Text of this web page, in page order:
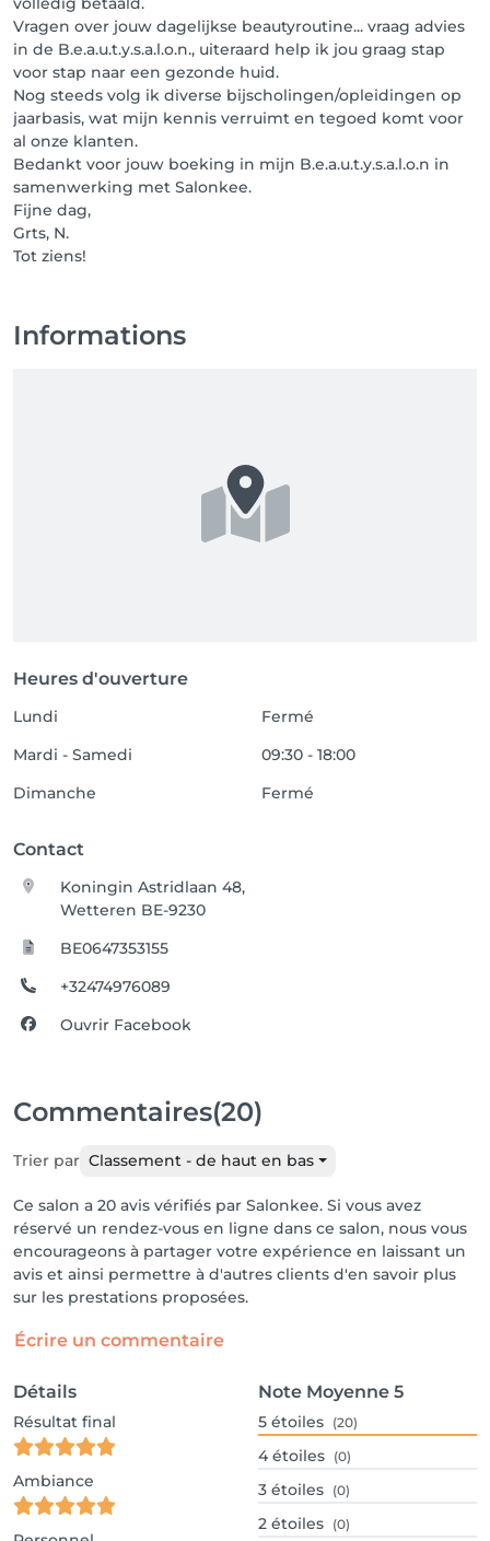
Vragen over jouw dagelijkse beautyroutine... vraag advies
in de B.e.a.u.t.y.s.a.l.o.n., uiteraard help ik jou graag stap
voor stap naar een gezonde huid.
Nog steeds volg ik diverse bijscholingen/opleidingen op
jaarbasis, wat mijn kennis verruimt en tegoed komt voor
al onze klanten.
Bedankt voor jouw boeking in mijn B.e.a.u.t.y.s.a.l.o.n in
samenwerking met Salonkee.
Fijne dag,
Grts, N.
Tot ziens!
Informations
Heures d'ouverture
Lundi
Fermé
Mardi - Samedi
09:30 - 18:00
Dimanche
Fermé
Contact
Koningin Astridlaan 48,
Wetteren BE-9230
BE0647353155
+32474976089
Ouvrir Facebook
Commentaires(20)
Trier par Classement - de haut en bas
Ce salon a 20 avis vérifiés par Salonkee. Si vous avez
réservé un rendez-vous en ligne dans ce salon, nous vous
encourageons à partager votre expérience en laissant un
avis et ainsi permettre à d'autres clients d'en savoir plus
sur les prestations proposées.
Écrire un commentaire
Détails
Résultat final
Ambiance
Note Moyenne 5
5 étoiles (20)
4 étoiles (0)
3 étoiles (0)
2 étoiles (0)